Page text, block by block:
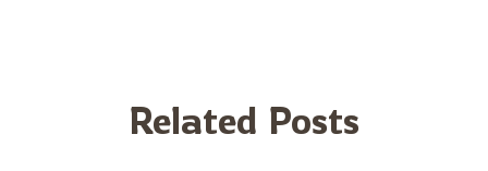
Related Posts